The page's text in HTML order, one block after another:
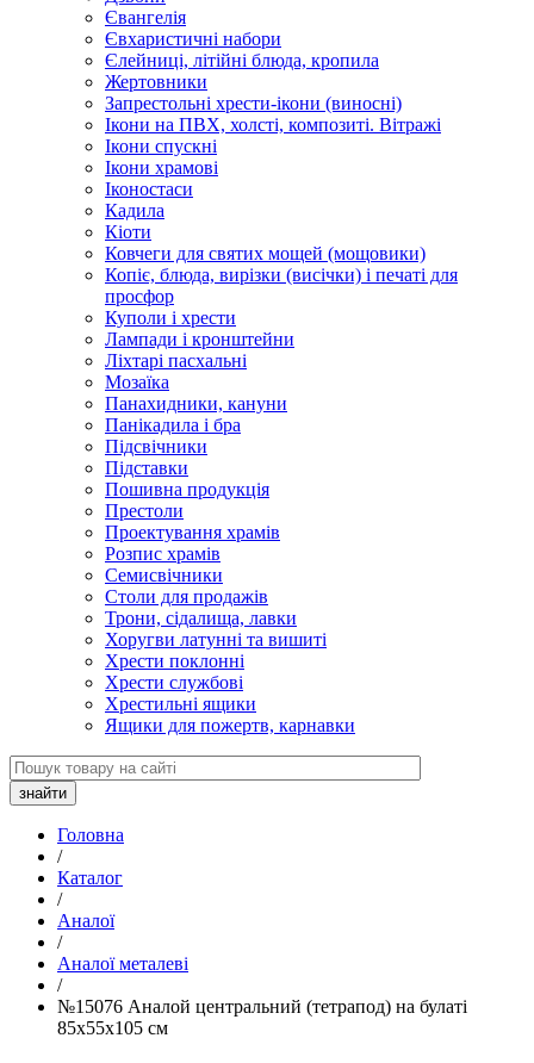
Євангелія
Євхаристичні набори
Єлейниці, літійні блюда, кропила
Жертовники
Запрестольні хрести-ікони (виносні)
Ікони на ПВХ, холсті, композиті. Вітражі
Ікони спускні
Ікони храмові
Іконостаси
Кадила
Кіоти
Ковчеги для святих мощей (мощовики)
Копіє, блюда, вирізки (висічки) і печаті для
просфор
Куполи і хрести
Лампади і кронштейни
Ліхтарі пасхальні
Мозаїка
Панахидники, кануни
Панікадила і бра
Підсвічники
Підставки
Пошивна продукція
Престоли
Проектування храмів
Розпис храмів
Семисвічники
Столи для продажів
Трони, сідалища, лавки
Хоругви латунні та вишиті
Хрести поклонні
Хрести службові
Хрестильні ящики
Ящики для пожертв, карнавки
Головна
/
Каталог
/
Аналої
/
Аналої металеві
/
№15076 Аналой центральний (тетрапод) на булаті
85х55х105 см